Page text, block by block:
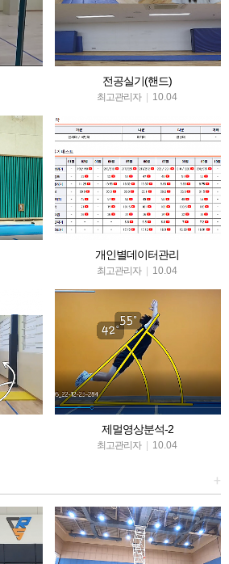
전공실기(핸드)
최고관리자 | 10.04
개인별데이터관리
최고관리자 10.04
제멀영상분석-2
최고관리자 10.04
+